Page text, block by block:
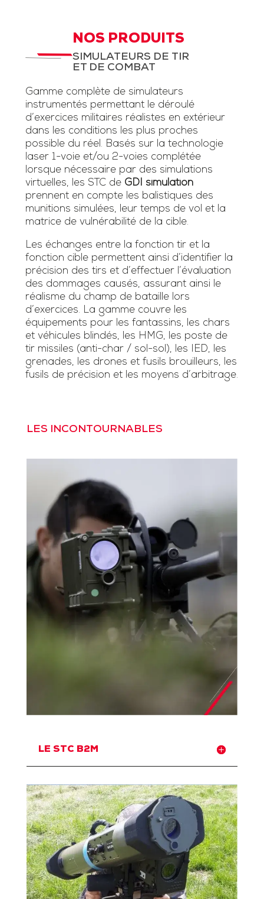
NOS PRODUITS
SIMULATEURS DE TIR
ET DE COMBAT
Gamme complète de simulateurs
instrumentés permettant le déroulé
d’exercices militaires réalistes en extérieur
dans les conditions les plus proches
possible du réel. Basés sur la technologie
laser 1-voie et/ou 2-voies complétée
lorsque nécessaire par des simulations
virtuelles, les STC de GDI simulation
prennent en compte les balistiques des
munitions simulées, leur temps de vol et la
matrice de vulnérabilité de la cible.
Les échanges entre la fonction tir et la
fonction cible permettent ainsi d’identifier la
précision des tirs et d’effectuer l’évaluation
des dommages causés, assurant ainsi le
réalisme du champ de bataille lors
d’exercices. La gamme couvre les
équipements pour les fantassins, les chars
et véhicules blindés, les HMG, les poste de
tir missiles (anti-char / sol-sol), les IED, les
grenades, les drones et fusils brouilleurs, les
fusils de précision et les moyens d’arbitrage.
LES INCONTOURNABLES
LE STC B2M